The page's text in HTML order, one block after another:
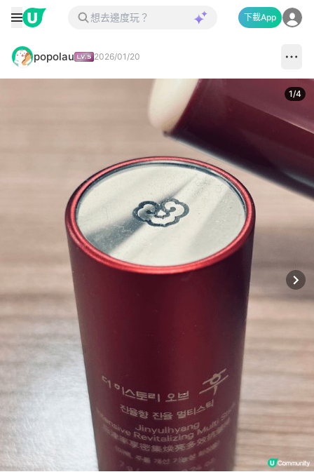
下載App
popolau 2026/01/20
1/4